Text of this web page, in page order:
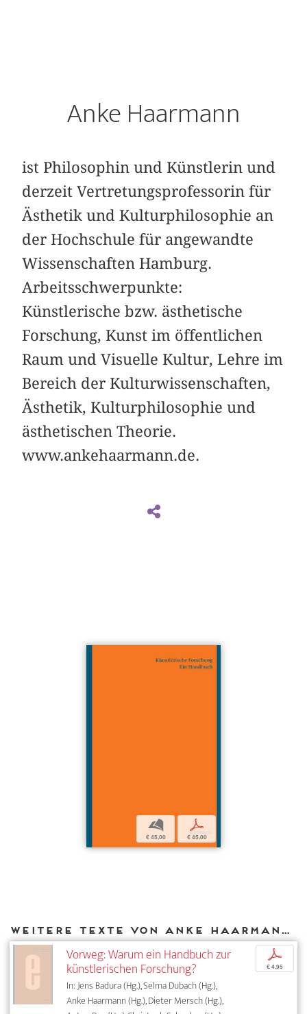
Anke Haarmann
ist Philosophin und Künstlerin und
derzeit Vertretungsprofessorin für
Ästhetik und Kulturphilosophie an
der Hochschule für angewandte
Wissenschaften Hamburg.
Arbeitsschwerpunkte:
Künstlerische bzw. ästhetische
Forschung, Kunst im öffentlichen
Raum und Visuelle Kultur, Lehre im
Bereich der Kulturwissenschaften,
Ästhetik, Kulturphilosophie und
ästhetischen Theorie.
www.ankehaarmann.de.
b
€ 45,00
p
€ 45,00
Weitere Texte von Anke Haarmann bei DIAPHANES
Vorweg: Warum ein Handbuch zur
künstlerischen Forschung?
In: Jens Badura (Hg.), Selma Dubach (Hg.),
Anke Haarmann (Hg.), Dieter Mersch (Hg.),
p
€ 4,95